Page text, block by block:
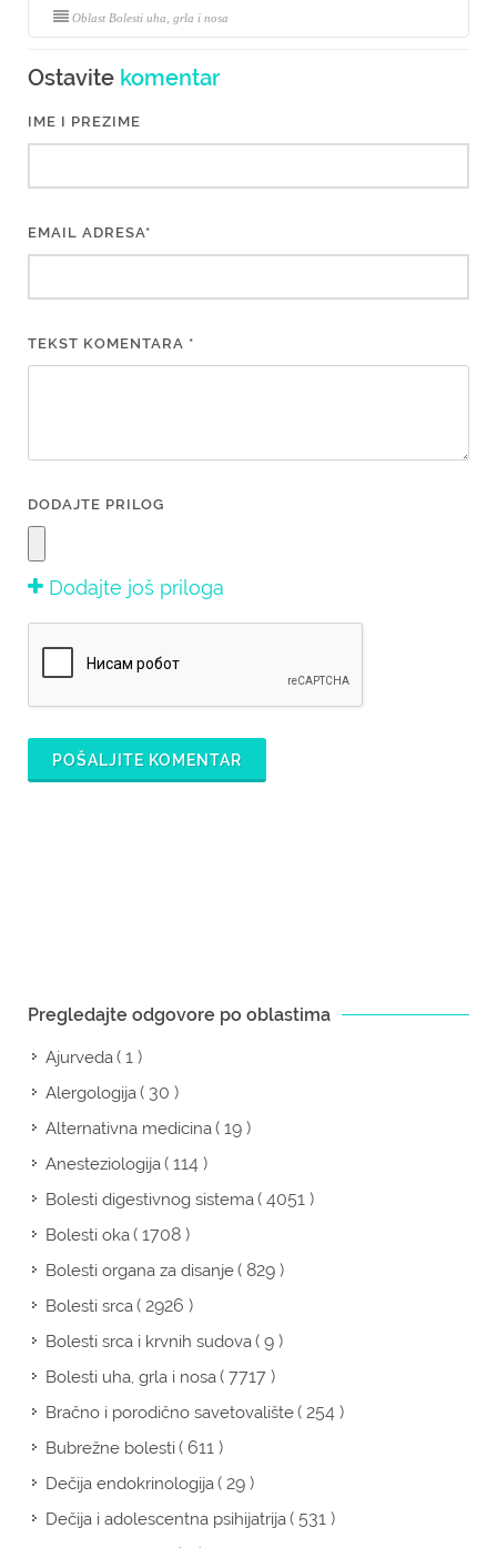
Oblast Bolesti uha, grla i nosa
Ostavite komentar
IME I PREZIME
EMAIL ADRESA*
TEKST KOMENTARA *
DODAJTE PRILOG
Dodajte još priloga
POŠALJITE KOMENTAR
Pregledajte odgovore po oblastima
Ajurveda( 1 )
Alergologija( 30 )
Alternativna medicina( 19 )
Anesteziologija( 114 )
Bolesti digestivnog sistema( 4051 )
Bolesti oka( 1708 )
Bolesti organa za disanje( 829 )
Bolesti srca( 2926 )
Bolesti srca i krvnih sudova( 9 )
Bolesti uha, grla i nosa( 7717 )
Bračno i porodično savetovalište( 254 )
Bubrežne bolesti( 611 )
Dečija endokrinologija( 29 )
Dečija i adolescentna psihijatrija( 531 )